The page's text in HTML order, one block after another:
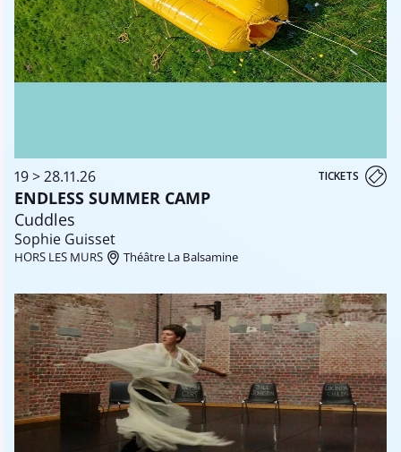
19 > 28.11.26 TICKETS
ENDLESS SUMMER CAMP
Cuddles
Sophie Guisset
HORS LES MURS Théâtre La Balsamine